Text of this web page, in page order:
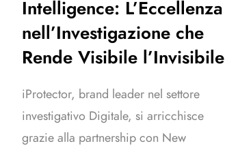
Intelligence: L’Eccellenza
nell’Investigazione che
Rende Visibile l’Invisibile
iProtector, brand leader nel settore
investigativo Digitale, si arricchisce
grazie alla partnership con New